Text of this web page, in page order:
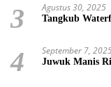
3 Agustus 30, 2025
Tangkub
4 September 7,
Juwuk Manis